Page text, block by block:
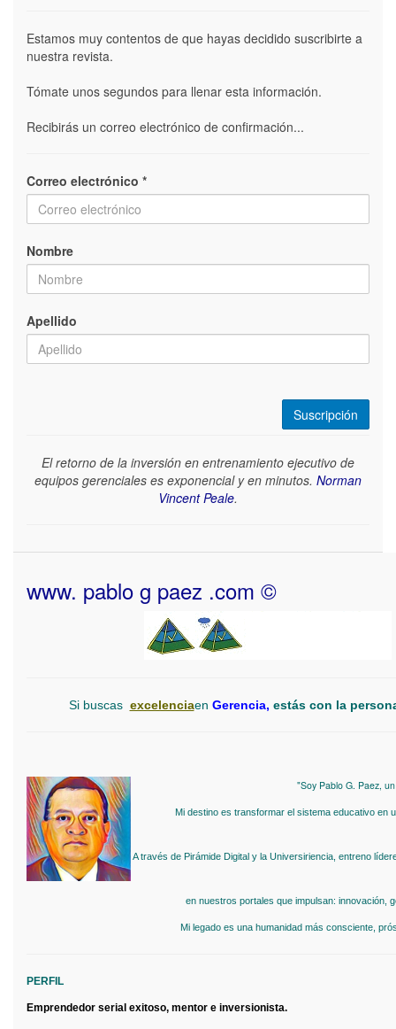
Estamos muy contentos de que hayas decidido suscribirte a
nuestra revista.
Tómate unos segundos para llenar esta información.
Recibirás un correo electrónico de confirmación...
Correo electrónico *
Nombre
Apellido
El retorno de la inversión en entrenamiento ejecutivo de
equipos gerenciales es exponencial y en minutos. Norman
Vincent Peale.
www. pablo g paez .com ©
Si buscas excelenciaen Gerencia, estás con la
"Soy Pablo G. Paez,
Mi destino es transformar el sistema educativo en
A través de Pirámide Digital y la Universiriencia, entreno
en nuestros portales que impulsan: innovación,
Mi legado es una humanidad más consciente,
PERFIL
Emprendedor serial exitoso, mentor e inversionista.